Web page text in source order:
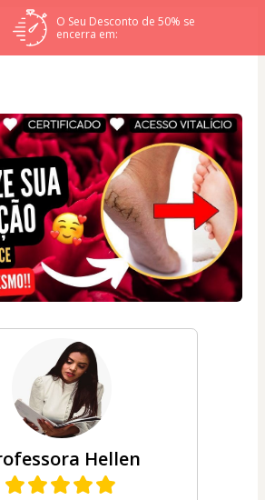
O Seu Desconto de 50% se
encerra em:
Hellen